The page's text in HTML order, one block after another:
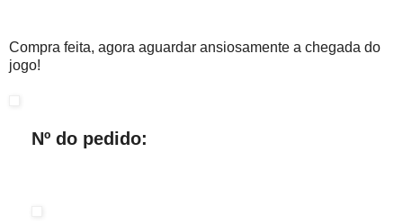
Compra feita, agora aguardar ansiosamente a chegada do
jogo!
Nº do pedido: